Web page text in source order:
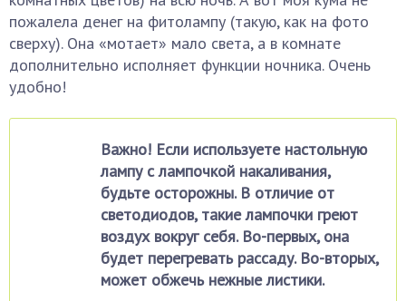
пожалела денег на фитолампу (такую, как на фото
сверху). Она «мотает» мало света, а в комнате
дополнительно исполняет функции ночника. Очень
удобно!
Важно! Если используете настольную
лампу с лампочкой накаливания,
будьте осторожны. В отличие от
светодиодов, такие лампочки греют
воздух вокруг себя. Во-первых, она
будет перегревать рассаду. Во-вторых,
может обжечь нежные листики.